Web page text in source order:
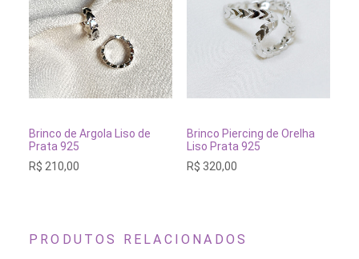
VER OPÇÕES
tem
várias
As
na
página
Brinco de Argola Liso de
Prata 925
R$ 210,00
ESGOTADO
Brinco Piercing de Orelha
Liso Prata 925
R$ 320,00
PRODUTOS RELACIONADOS